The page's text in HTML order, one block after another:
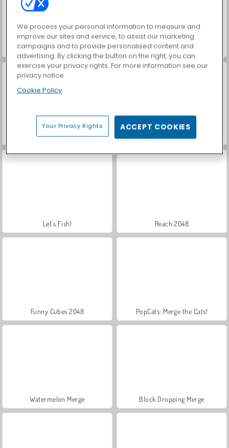
Farm Merge Valley Car Parking City Duel
Casino World
Let's Fish! Reach 2048
Funny Cubes 2048 PopCats: Merge the Cats!
Watermelon Merge Block Dropping Merge
We process your personal information to measure and
improve our sites and service, to assist our marketing
campaigns and to provide personalised content and
advertising. By clicking the button on the right, you can
exercise your privacy rights. For more information see our
privacy notice
Cookie Policy
Your Privacy Rights ACCEPT COOKIES